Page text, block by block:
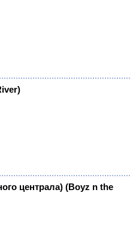
централа) (Boyz n the